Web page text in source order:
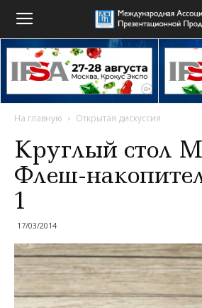
На главную Открытая дискуссия
Круглый стол
Флеш-
1
17/03/2014